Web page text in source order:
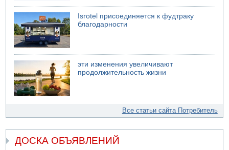
Isrotel присоединяется к фудтраку
благодарности
эти изменения увеличивают
продолжительность жизни
Все статьи сайта Потребитель
ДОСКА ОБЪЯВЛЕНИЙ